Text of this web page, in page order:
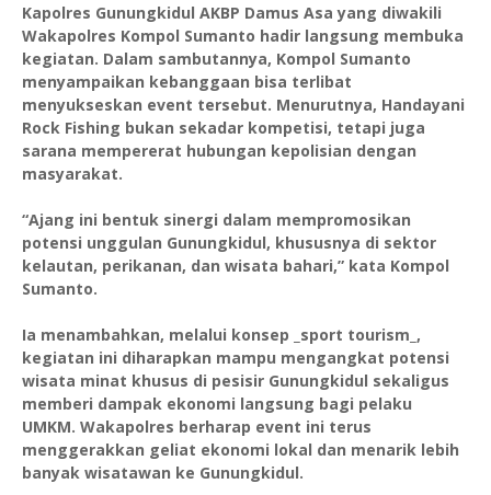
Kapolres Gunungkidul AKBP Damus Asa yang diwakili
Wakapolres Kompol Sumanto hadir langsung membuka
kegiatan. Dalam sambutannya, Kompol Sumanto
menyampaikan kebanggaan bisa terlibat
menyukseskan event tersebut. Menurutnya, Handayani
Rock Fishing bukan sekadar kompetisi, tetapi juga
sarana mempererat hubungan kepolisian dengan
masyarakat.
“Ajang ini bentuk sinergi dalam mempromosikan
potensi unggulan Gunungkidul, khususnya di sektor
kelautan, perikanan, dan wisata bahari,” kata Kompol
Sumanto.
Ia menambahkan, melalui konsep _sport tourism_,
kegiatan ini diharapkan mampu mengangkat potensi
wisata minat khusus di pesisir Gunungkidul sekaligus
memberi dampak ekonomi langsung bagi pelaku
UMKM. Wakapolres berharap event ini terus
menggerakkan geliat ekonomi lokal dan menarik lebih
banyak wisatawan ke Gunungkidul.